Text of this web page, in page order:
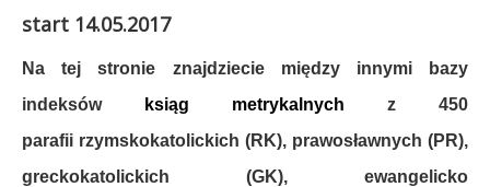
start 14.05.2017
Na tej stronie znajdziecie między innymi bazy
indeksówksiąg metrykalnych z 450
parafii rzymskokatolickich (RK), prawosławnych (PR),
greckokatolickich (GK), ewangelicko